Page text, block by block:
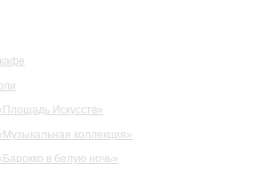
Искусств»
коллекция»
в белую ночь»